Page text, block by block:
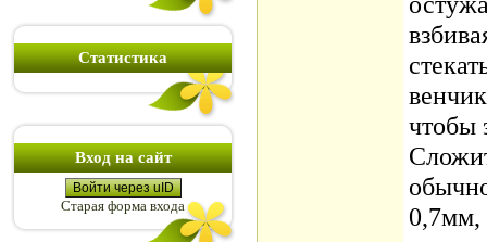
Статистика
Вход на сайт
Войти через uID
Старая форма входа
чтобы
0,7мм,